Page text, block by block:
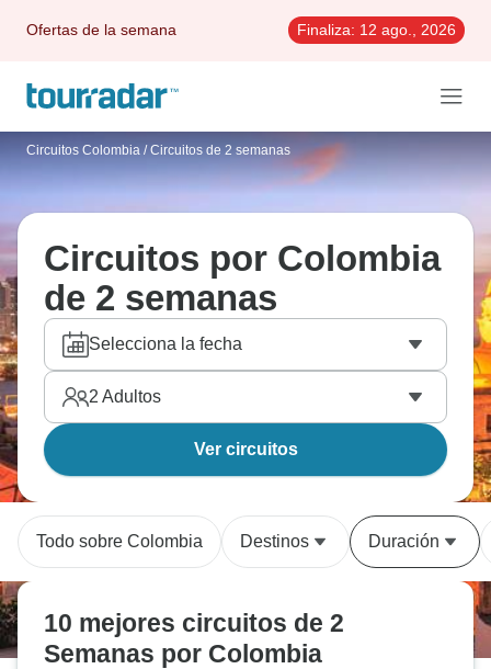
Ofertas de la semana Finaliza: 12 ago., 2026
Circuitos Colombia / Circuitos de 2 semanas
Circuitos por Colombia
de 2 semanas
Selecciona la fecha
2 Adultos
Ver circuitos
Todo sobre Colombia Destinos Duración
10 mejores circuitos de 2
Semanas por Colombia